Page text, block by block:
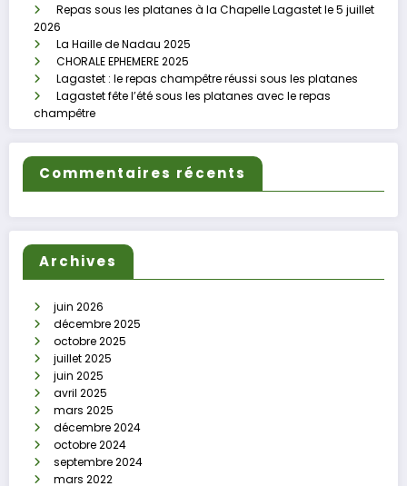
Repas sous les platanes à la Chapelle Lagastet le 5 juillet
2026
La Haille de Nadau 2025
CHORALE EPHEMERE 2025
Lagastet : le repas champêtre réussi sous les platanes
Lagastet fête l’été sous les platanes avec le repas
champêtre
Commentaires récents
Archives
juin 2026
décembre 2025
octobre 2025
juillet 2025
juin 2025
avril 2025
mars 2025
décembre 2024
octobre 2024
septembre 2024
mars 2022